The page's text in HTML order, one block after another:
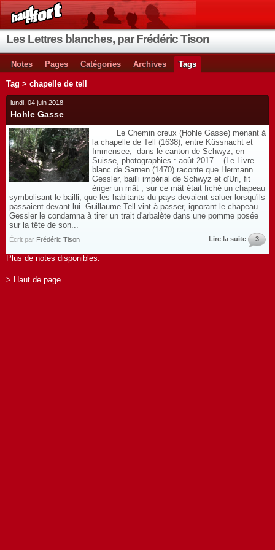
Les Lettres blanches, par Frédéric Tison
Notes Pages Catégories Archives Tags
Tag > chapelle de tell
lundi, 04 juin 2018
Hohle Gasse
Le Chemin creux (Hohle Gasse) menant à
la chapelle de Tell (1638), entre Küssnacht et
Immensee, dans le canton de Schwyz, en
Suisse, photographies : août 2017. (Le Livre
blanc de Sarnen (1470) raconte que Hermann
Gessler, bailli impérial de Schwyz et d'Uri, fit
ériger un mât ; sur ce mât était fiché un chapeau
symbolisant le bailli, que les habitants du pays devaient saluer lorsqu'ils
passaient devant lui. Guillaume Tell vint à passer, ignorant le chapeau.
Gessler le condamna à tirer un trait d'arbalète dans une pomme posée
sur la tête de son...
Écrit par Frédéric Tison Lire la suite 3
Plus de notes disponibles.
> Haut de page